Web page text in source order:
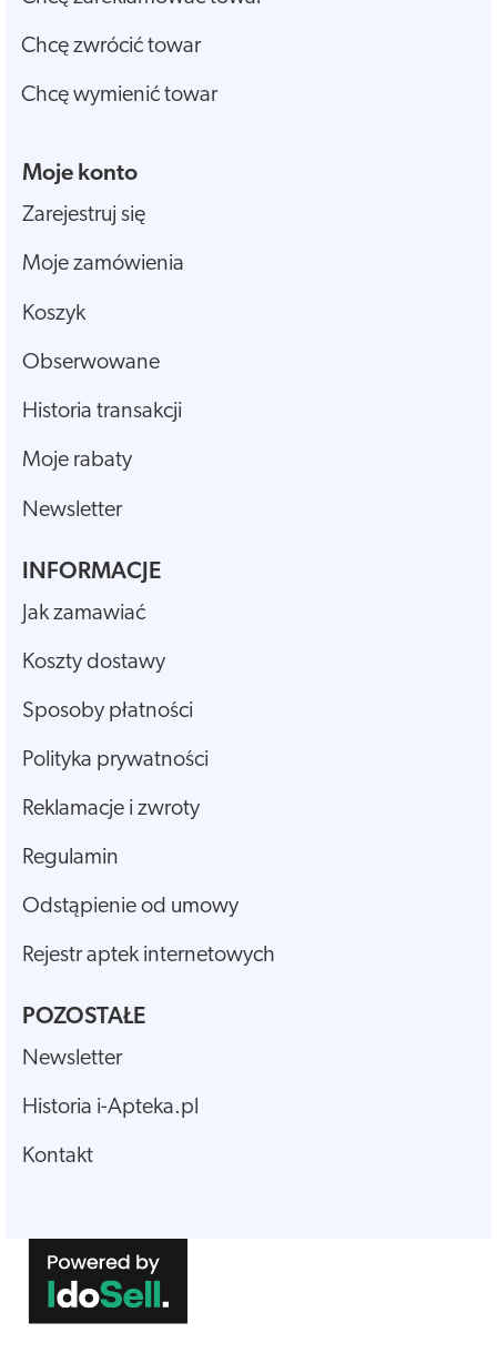
Chcę zwrócić towar
Chcę wymienić towar
Moje konto
Zarejestruj się
Moje zamówienia
Koszyk
Obserwowane
Historia transakcji
Moje rabaty
Newsletter
INFORMACJE
Jak zamawiać
Koszty dostawy
Sposoby płatności
Polityka prywatności
Reklamacje i zwroty
Regulamin
Odstąpienie od umowy
Rejestr aptek internetowych
POZOSTAŁE
Newsletter
Historia i-Apteka.pl
Kontakt